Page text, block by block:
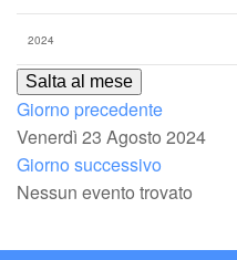
Salta al mese
Giorno precedente
Venerdì 23 Agosto 2024
Giorno successivo
Nessun evento trovato